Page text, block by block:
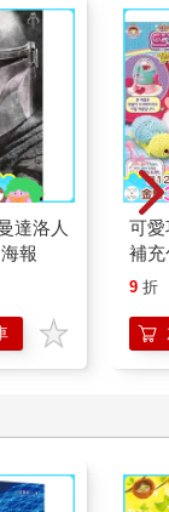
達洛人
報
可
補充
9 折